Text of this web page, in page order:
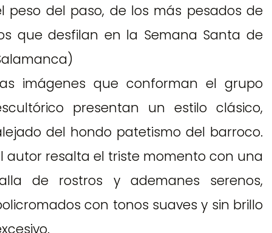
peso del paso, de los más pesados de
que desfilan en la Semana Santa de
imágenes que conforman el grupo
presentan un estilo clásico,
del hondo patetismo del barroco.
autor resalta el triste momento con una
de rostros y ademanes serenos,
con tonos suaves y sin brillo